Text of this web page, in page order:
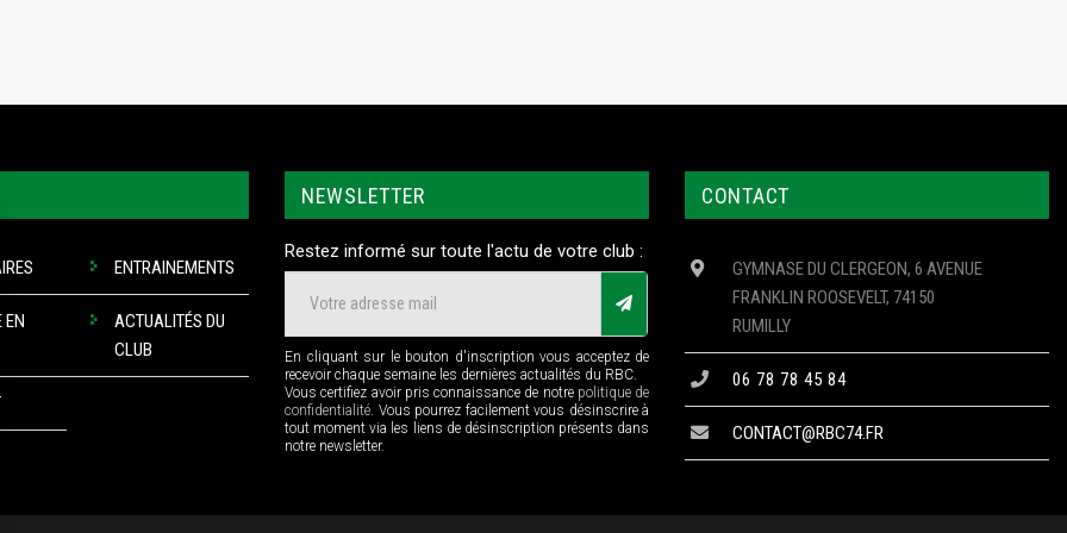
ENTRAINEMENTS
EN
ACTUALITÉS DU
CLUB
NEWSLETTER
Restez informé sur toute l'actu de votre club :
En cliquant sur le bouton d'inscription vous acceptez de
recevoir chaque semaine les dernières actualités du RBC.
Vous certifiez avoir pris connaissance de notre politique de
confidentialité. Vous pourrez facilement vous désinscrire à
tout moment via les liens de désinscription présents dans
notre newsletter.
CONTACT
GYMNASE DU CLERGEON, 6 AVENUE
FRANKLIN ROOSEVELT, 74150
RUMILLY
06 78 78 45 84
CONTACT@RBC74.FR